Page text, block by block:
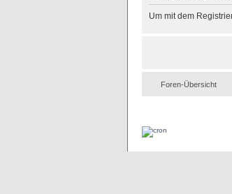
Um mit dem
Foren-Übersicht